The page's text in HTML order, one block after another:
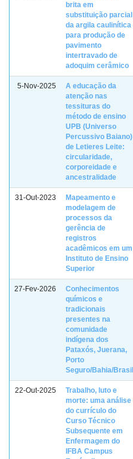
brita em
substituição parcial
da argila caulinítica
para produção de
pavimento
intertravado de
adoquim cerâmico
5-Nov-2025
A educação da
atenção nas
tessituras do
método de ensino
UPB (Universo
Percussivo Baiano)
de Letieres Leite:
circularidade,
corporeidade e
ancestralidade
31-Out-2023
Mapeamento e
modelagem de
processos da
gerência de
registros
acadêmicos em um
Instituto de Ensino
Superior
27-Fev-2026
Conhecimentos
químicos e
tradicionais
presentes na
comunidade
indígena dos
Pataxós, Juerana,
Porto
Seguro/Bahia/Brasil
22-Out-2025
Trabalho, luto e
morte: uma análise
do currículo do
Curso Técnico
Subsequente em
Enfermagem do
IFBA Campus